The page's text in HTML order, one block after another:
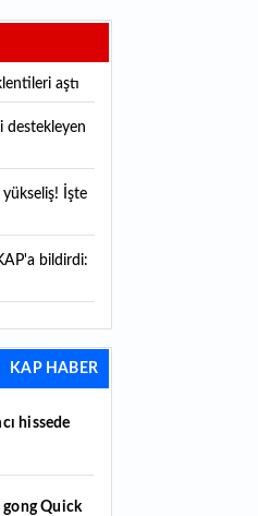
aştı
döndü
KAP HABER
hissede
gong Quick